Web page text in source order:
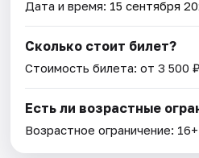
Дата и время: 15 сентября
Сколько стоит билет?
Стоимость билета: от 3 500
Есть ли возрастные
Возрастное ограничение: